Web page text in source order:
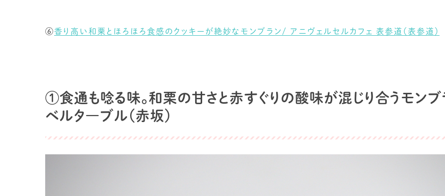
⑥香り高い和栗とほろほろ食感のクッキーが絶妙なモンブラン/ アニヴェルセルカフェ 表参道（表参道）
①食通も唸る味。和栗の甘さと赤すぐりの酸味が混じり合うモン
ベルタ―ブル（赤坂）